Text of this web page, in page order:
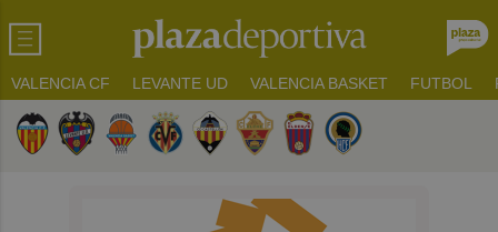
VALENCIA CF LEVANTE UD VALENCIA BASKET FUTBOL